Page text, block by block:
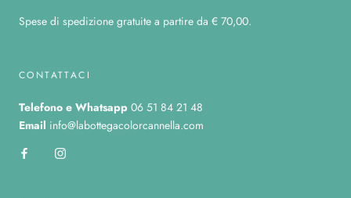
Spese di spedizione gratuite a partire da € 70,00.
CONTATTACI
Telefono e Whatsapp 06 51 84 21 48
Email info@labottegacolorcannella.com